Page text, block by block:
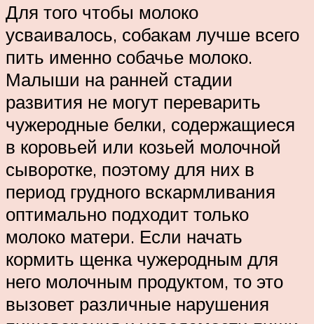
Для того чтобы молоко
усваивалось, собакам лучше всего
пить именно собачье молоко.
Малыши на ранней стадии
развития не могут переварить
чужеродные белки, содержащиеся
в коровьей или козьей молочной
сыворотке, поэтому для них в
период грудного вскармливания
оптимально подходит только
молоко матери. Если начать
кормить щенка чужеродным для
него молочным продуктом, то это
вызовет различные нарушения